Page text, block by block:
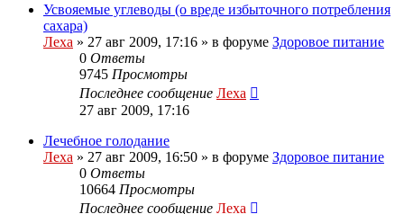
Усвояемые углеводы (о вреде избыточного потребления
сахара)
Леха » 27 авг 2009, 17:16 » в форуме Здоровое питание
0 Ответы
9745 Просмотры
Последнее сообщение Леха
27 авг 2009, 17:16
Лечебное голодание
Леха » 27 авг 2009, 16:50 » в форуме Здоровое питание
0 Ответы
10664 Просмотры
Последнее сообщение Леха